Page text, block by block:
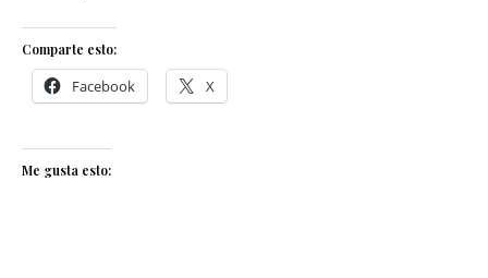
Comparte esto:
Facebook X
Me gusta esto: